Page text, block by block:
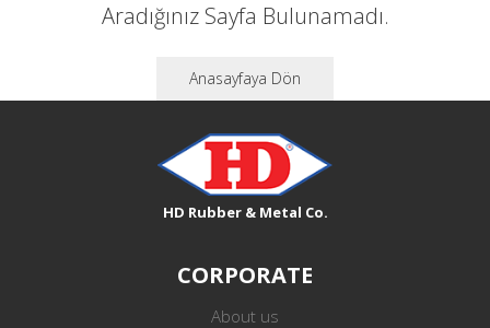
Aradığınız Sayfa Bulunamadı.
Anasayfaya Dön
HD Rubber & Metal Co.
CORPORATE
About us